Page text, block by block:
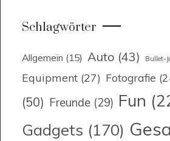
Schlagwörter
Allgemein (15) Auto (43) Bullet-
Equipment (27) Fotografie
(50) Freunde (29) Fun
Gadgets (170)